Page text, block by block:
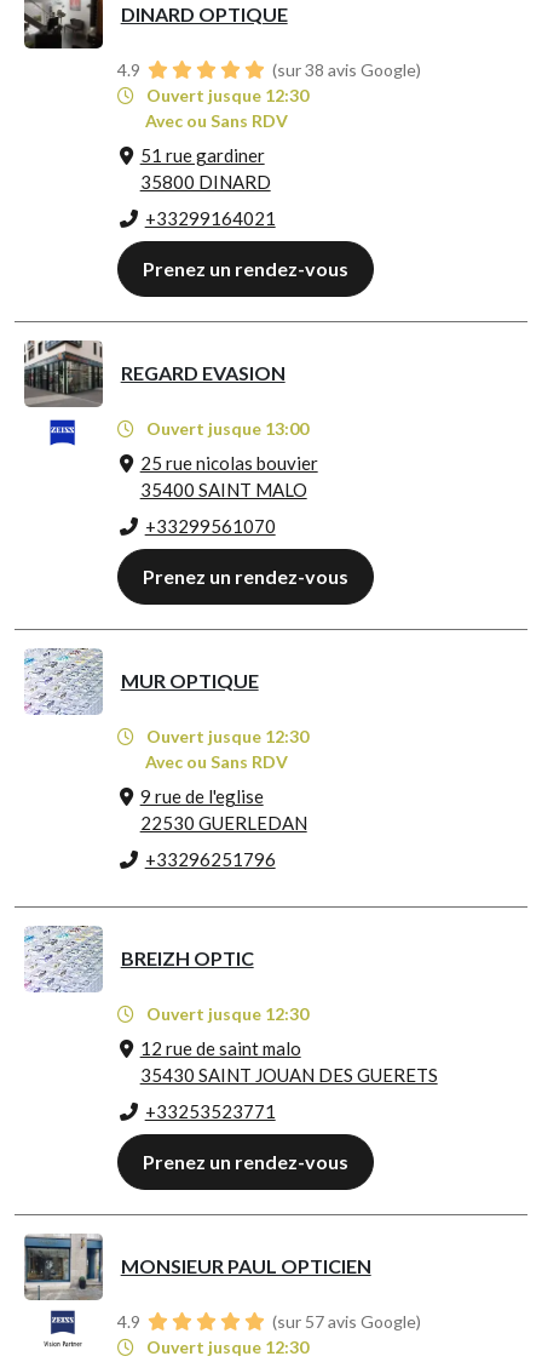
DINARD OPTIQUE
4.9
(sur 38 avis Google)
Ouvert jusque 12:30
Avec ou Sans RDV
51 rue gardiner
35800 DINARD
+33299164021
Prenez un rendez-vous
REGARD EVASION
Ouvert jusque 13:00
25 rue nicolas bouvier
35400 SAINT MALO
+33299561070
Prenez un rendez-vous
MUR OPTIQUE
Ouvert jusque 12:30
Avec ou Sans RDV
9 rue de l'eglise
22530 GUERLEDAN
+33296251796
BREIZH OPTIC
Ouvert jusque 12:30
12 rue de saint malo
35430 SAINT JOUAN DES GUERETS
+33253523771
Prenez un rendez-vous
MONSIEUR PAUL OPTICIEN
4.9
(sur 57 avis Google)
Ouvert jusque 12:30